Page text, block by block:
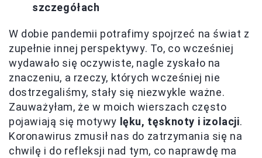
szczegółach
W dobie pandemii potrafimy spojrzeć na świat z
zupełnie innej perspektywy. To, co wcześniej
wydawało się oczywiste, nagle zyskało na
znaczeniu, a rzeczy, których wcześniej nie
dostrzegaliśmy, stały się niezwykle ważne.
Zauważyłam, że w moich wierszach często
pojawiają się motywy lęku, tęsknoty i izolacji.
Koronawirus zmusił nas do zatrzymania się na
chwilę i do refleksji nad tym, co naprawdę ma